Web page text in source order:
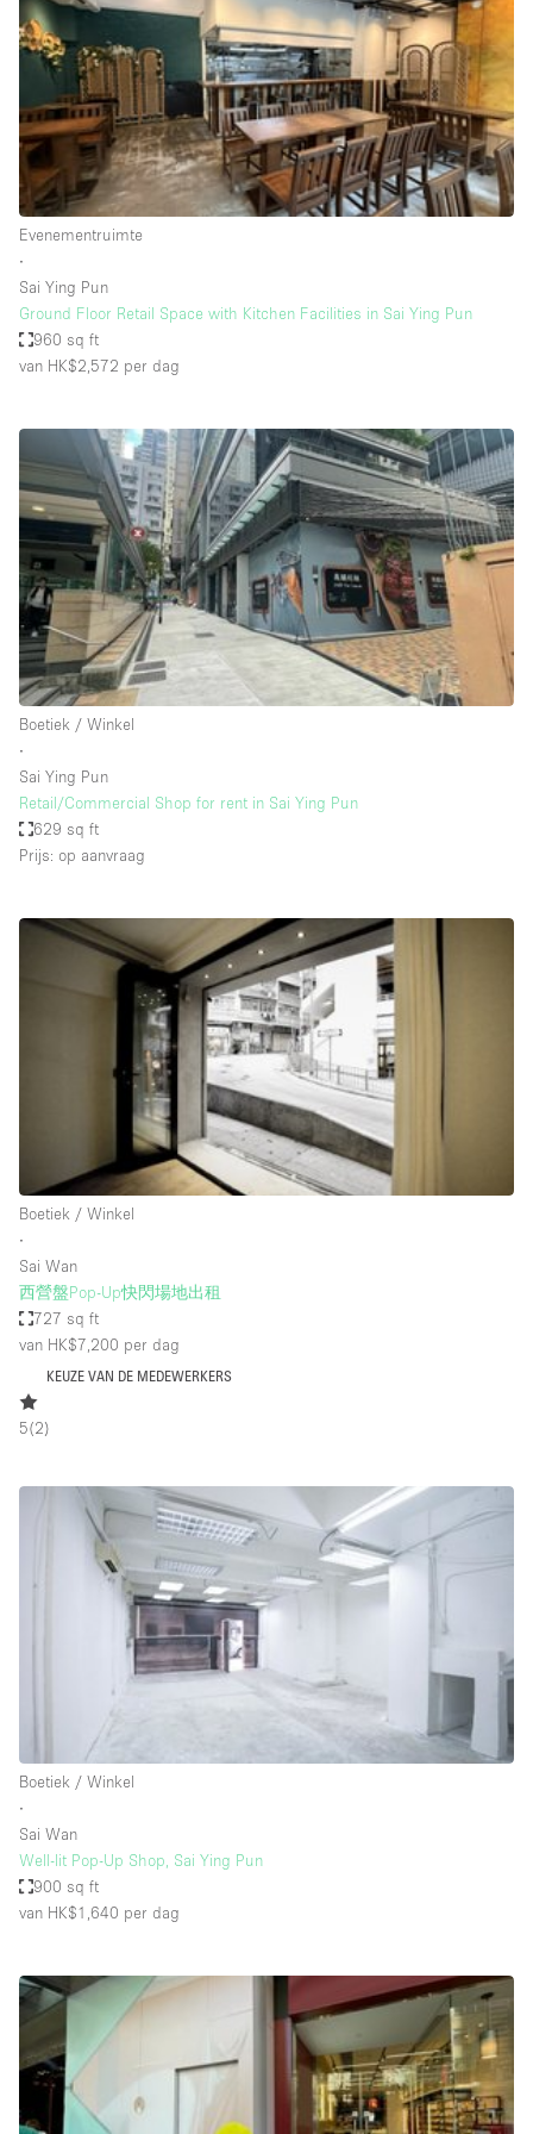
Dak
Evenementruimte
Foto / Filmstudio
Galerie
Hal
Herenhuis / Huis
Kantoorruimte
Kraampje / Kiosk / Stalletje
Magazijn
Markt / Festival
Ontvangsthal
Overige
Restaurant / Bar / Café
Salon
Unieke ruimte
Vergaderruimte
Vrachtwagen
Winkel delen
Winkelruimte in winkelcentrum
Kenmerken ruimte
Airconditioning
Animals Friendly
Audio- en videoapparatuur
Auto display
Badkamer
Beveiligingssysteem
Concierge
Daglicht
Elektriciteit
Etalage
Grote entree
Haussmann-stijl
Industrieel
Internet
Kantoorbenodigdheden
Keuken
Leefruimte
Lift
Meubilair
Paskamers
Privé-parkeerplaats
RAW
Evenementruimte
∙
Sai Ying Pun
Ground Floor Retail Space with Kitchen Facilities in Sai Ying Pun
960 sq ft
van HK$2,572 per dag
Boetiek / Winkel
∙
Sai Ying Pun
Retail/Commercial Shop for rent in Sai Ying Pun
629 sq ft
Prijs: op aanvraag
Boetiek / Winkel
∙
Sai Wan
西營盤Pop-Up快閃場地出租
727 sq ft
van HK$7,200 per dag
KEUZE VAN DE MEDEWERKERS
5(2)
Boetiek / Winkel
∙
Sai Wan
Well-lit Pop-Up Shop, Sai Ying Pun
900 sq ft
van HK$1,640 per dag